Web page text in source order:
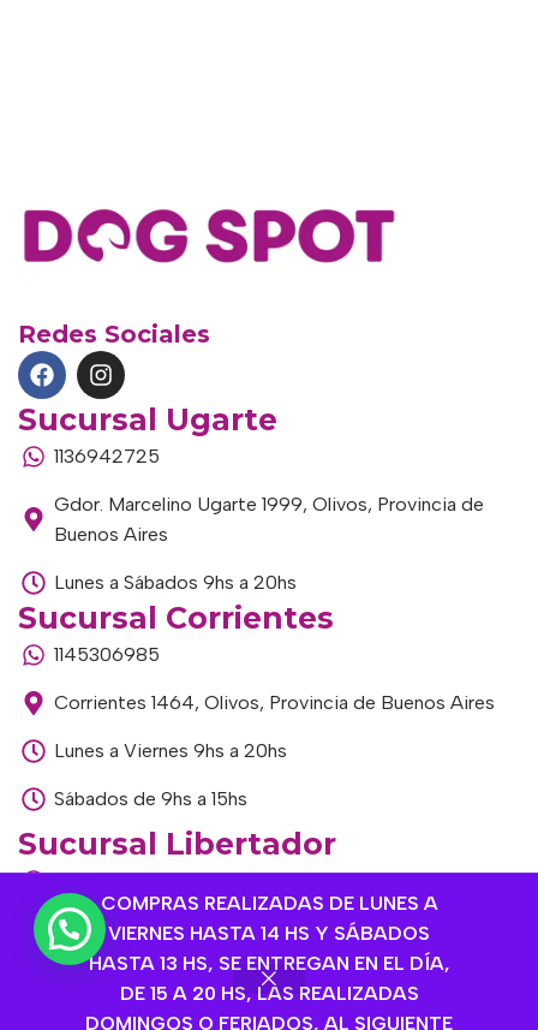
COMPRAS REALIZADAS DE LUNES A
VIERNES HASTA 14 HS Y SÁBADOS
HASTA 13 HS, SE ENTREGAN EN EL DÍA,
DE 15 A 20 HS, LAS REALIZADAS
DOMINGOS O FERIADOS, AL SIGUIENTE
Redes Sociales
Sucursal Ugarte
1136942725
Gdor. Marcelino Ugarte 1999, Olivos, Provincia de
Buenos Aires
Lunes a Sábados 9hs a 20hs
Sucursal Corrientes
1145306985
Corrientes 1464, Olivos, Provincia de Buenos Aires
Lunes a Viernes 9hs a 20hs
Sábados de 9hs a 15hs
Sucursal Libertador
1168893524
Av. del Libertador 1915, Vte. López, Provincia de
Buenos Aires
Lunes a Viernes de 9hs a 13hs / 16hs a 20hs